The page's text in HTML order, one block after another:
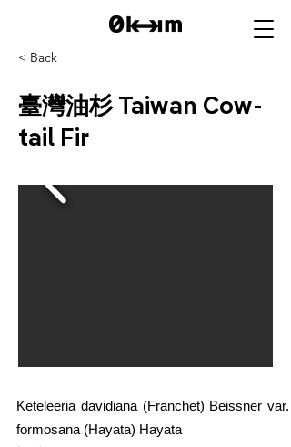
< Back
臺灣油杉 Taiwan Cow-
tail Fir
Keteleeria davidiana (Franchet) Beissner var.
formosana (Hayata) Hayata